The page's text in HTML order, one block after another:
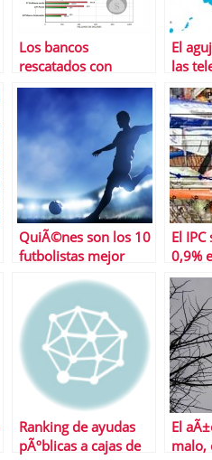
Los bancos
rescatados con
dinero pÃºblico
‘hacen su agosto’ en
los paraÃ­sos fiscales
El
las
QuiÃ©nes son los 10
futbolistas mejor
El
0,9%
Ranking de ayudas
pÃºblicas a cajas de
El
malo,